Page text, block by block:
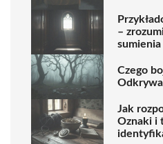
–
sumienia
Czego
Jak
Oznaki i